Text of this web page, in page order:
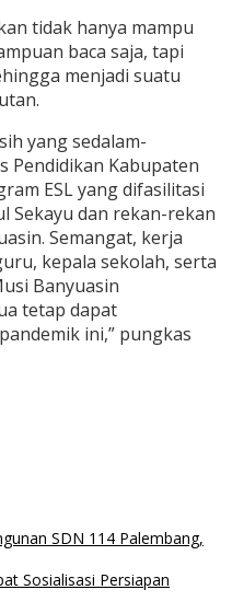
tidak hanya mampu
baca saja, tapi
menjadi suatu
yang sedalam-
Pendidikan Kabupaten
ESL yang difasilitasi
Sekayu dan rekan-rekan
Semangat, kerja
kepala sekolah, serta
Banyuasin
tetap dapat
ini,” pungkas
SDN 114 Palembang,
Sosialisasi Persiapan